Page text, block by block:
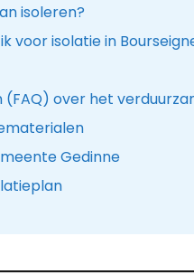
isoleren?
voor isolatie in
over het
Gedinne